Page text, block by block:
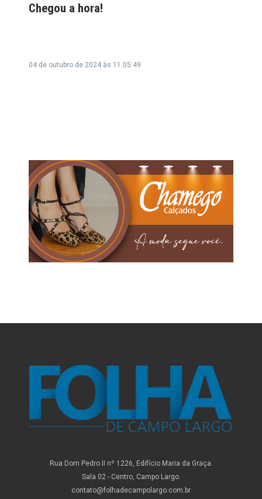
Chegou a hora!
04 de outubro de 2024 às 11:05:49
Rua Dom Pedro II nº 1226, Edifício Maria da Graça.
Sala 02 - Centro, Campo Largo.
contato@folhadecampolargo.com.br